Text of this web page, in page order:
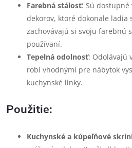
Farebná stálosť: Sú dostupné
dekorov, ktoré dokonale ladia
zachovávajú si svoju farebnú
používaní.
Tepelná odolnosť: Odolávajú
robí vhodnými pre nábytok
kuchynské linky.
Použitie:
Kuchynské a kúpeľňové